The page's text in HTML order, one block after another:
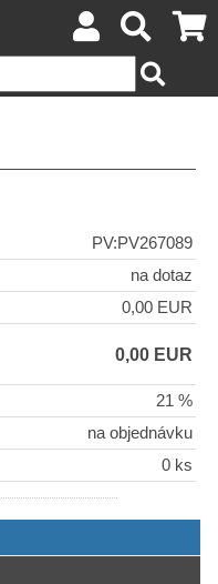
PV:PV267089
na dotaz
0,00 EUR
0,00 EUR
21 %
na objednávku
0 ks